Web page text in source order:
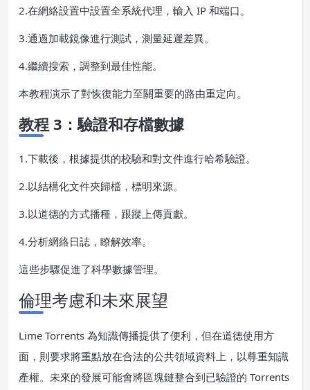
2.在網絡設置中設置全系統代理，輸入 IP 和端口。
3.通過加載鏡像進行測試，測量延遲差異。
4.繼續搜索，調整到最佳性能。
本教程演示了對恢復能力至關重要的路由重定向。
教程 3：驗證和存檔數據
1.下載後，根據提供的校驗和對文件進行哈希驗證。
2.以結構化文件夾歸檔，標明來源。
3.以道德的方式播種，跟蹤上傳貢獻。
4.分析網絡日誌，瞭解效率。
這些步驟促進了科學數據管理。
倫理考慮和未來展望
Lime Torrents 為知識傳播提供了便利，但在道德使用方
面，則要求將重點放在合法的公共領域資料上，以尊重知識
產權。未來的發展可能會將區塊鏈整合到已驗證的 Torrents